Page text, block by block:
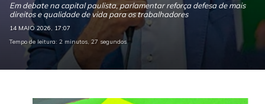
Em debate na capital paulista, parlamentar reforça defesa de mais
direitos e qualidade de vida para os trabalhadores
14 MAIO 2026, 17:07
Tempo de leitura: 2 minutos, 27 segundos